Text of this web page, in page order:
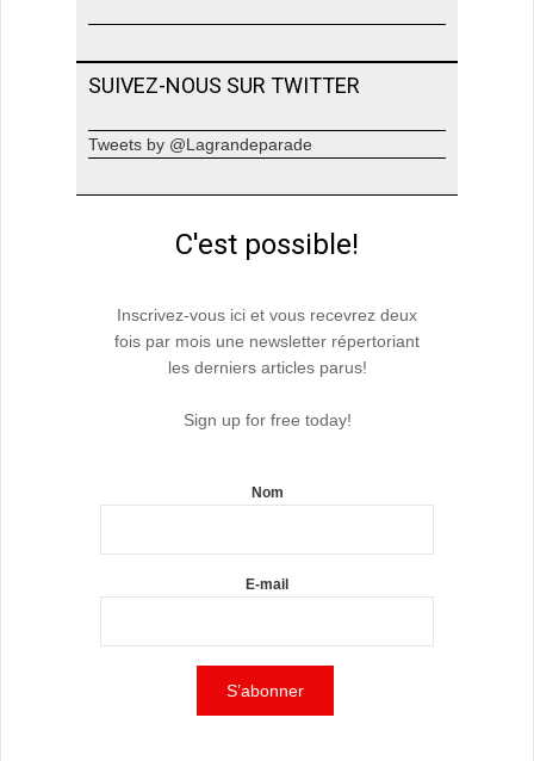
SUIVEZ-NOUS SUR TWITTER
Tweets by @Lagrandeparade
C'est possible!
Inscrivez-vous ici et vous recevrez deux
fois par mois une newsletter répertoriant
les derniers articles parus!
Sign up for free today!
Nom
E-mail